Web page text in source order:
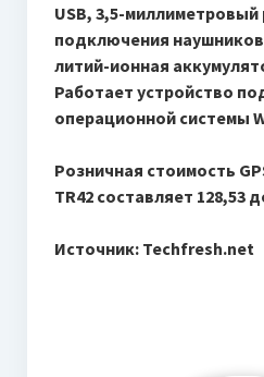
USB, 3,5-миллиметровый
подключения
литий-ионная
Работает устройство
операционной системы
Розничная стоимость
TR42 составляет 128,53
Источник: Techfresh.net